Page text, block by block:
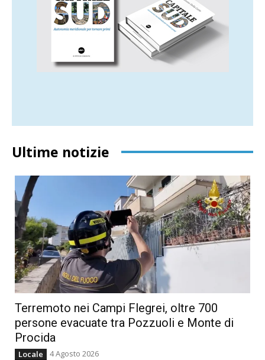
Ultime notizie
Terremoto nei Campi Flegrei, oltre 700
persone evacuate tra Pozzuoli e Monte di
Procida
Locale 4 Agosto 2026